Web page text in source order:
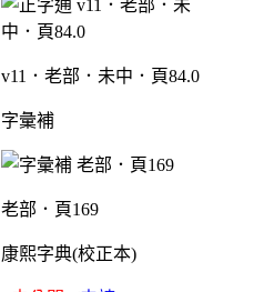
v11．老部．未中．頁84.0
字彙補
老部．頁169
康熙字典(校正本)